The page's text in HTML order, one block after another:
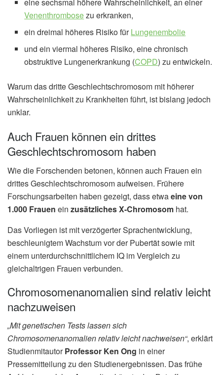
eine sechsmal höhere Wahrscheinlichkeit, an einer
Venenthrombosezu erkranken,
ein dreimal höheres Risiko fürLungenembolie
und ein viermal höheres Risiko, eine chronisch
obstruktive Lungenerkrankung (COPD) zu entwickeln.
Warum das dritte Geschlechtschromosom mit höherer
Wahrscheinlichkeit zu Krankheiten führt, ist bislang jedoch
unklar.
Auch Frauen können ein drittes
Geschlechtschromosom haben
Wie die Forschenden betonen, können auch Frauen ein
drittes Geschlechtschromosom aufweisen. Frühere
Forschungsarbeiten haben gezeigt, dass etwaeine von
1.000 Frauen ein zusätzliches X-Chromosom hat.
Das Vorliegen ist mit verzögerter Sprachentwicklung,
beschleunigtem Wachstum vor der Pubertät sowie mit
einem unterdurchschnittlichem IQ im Vergleich zu
gleichaltrigen Frauen verbunden.
Chromosomenanomalien sind relativ leicht
nachzuweisen
„Mit genetischen Tests lassen sich
Chromosomenanomalien relativ leicht nachweisen“, erklärt
StudienmitautorProfessor Ken Ong in einer
Pressemitteilung zu den Studienergebnissen. Das frühe